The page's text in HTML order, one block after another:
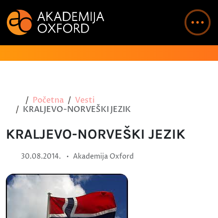
Početna
Vesti
KRALJEVO-NORVEŠKI JEZIK
KRALJEVO-NORVEŠKI JEZIK
30.08.2014. • Akademija Oxford